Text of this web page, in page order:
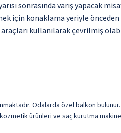
sonrasında varış yapacak
için konaklama yeriyle
kullanılarak çevrilmiş
Odalarda özel balkon
ürünleri ve saç kurutma